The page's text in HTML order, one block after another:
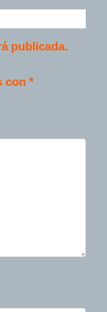
publicada.
con *